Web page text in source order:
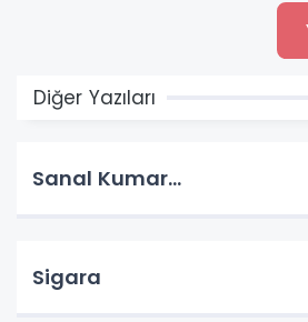
Diğer Yazıları
Sanal Kumar…
Sigara